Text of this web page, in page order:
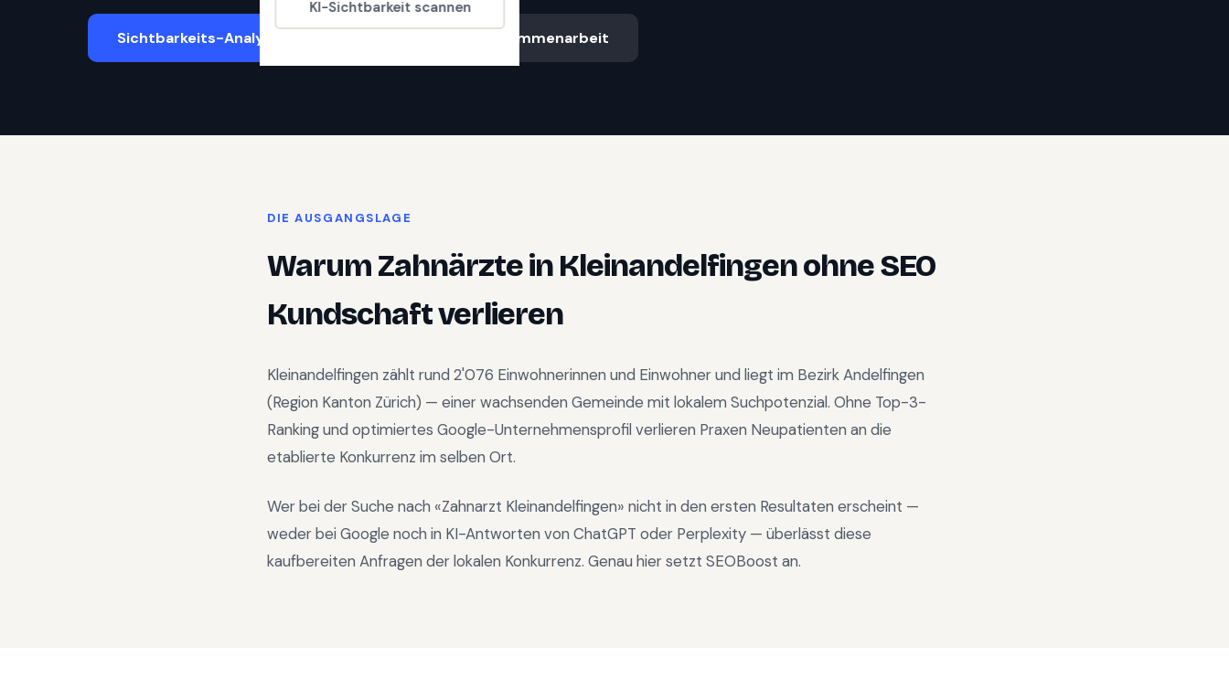
KI-Sichtbarkeit scannen
Sichtbarkeits-Analyse starten Ablauf & Zusammenarbeit
DIE AUSGANGSLAGE
Warum Zahnärztein Kleinandelfingenohne SEO
Kundschaft verlieren
Kleinandelfingen zählt rund 2'076 Einwohnerinnen und Einwohner und liegt im Bezirk Andelfingen
(Region Kanton Zürich) — einer wachsenden Gemeinde mit lokalem Suchpotenzial. Ohne Top-3-
Ranking und optimiertes Google-Unternehmensprofil verlieren Praxen Neupatienten an die
etablierte Konkurrenz im selben Ort.
Wer bei der Suche nach «Zahnarzt Kleinandelfingen» nicht in den ersten Resultaten erscheint —
weder bei Google noch in KI-Antworten von ChatGPT oder Perplexity — überlässt diese
kaufbereiten Anfragen der lokalen Konkurrenz. Genau hier setzt SEOBoost an.